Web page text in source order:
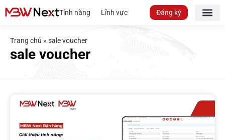
Tính năng Lĩnh vực Đăng ký
Trang chủ » sale voucher
sale voucher